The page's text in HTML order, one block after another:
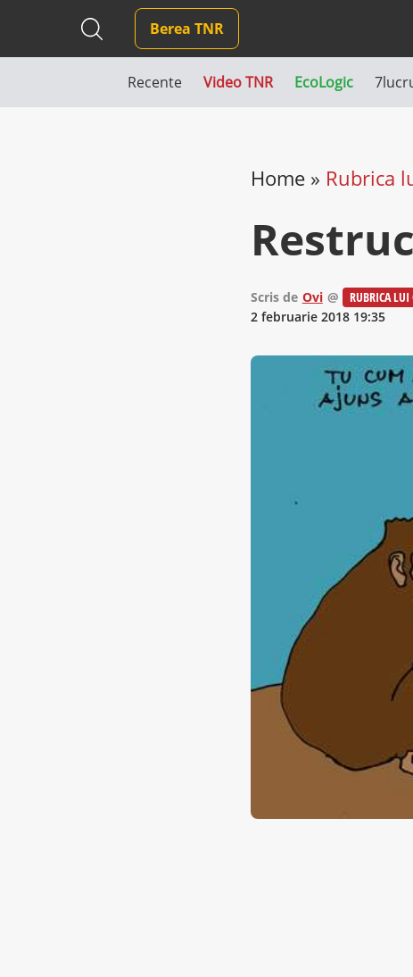
Berea TNR
Recente Video TNR EcoLogic
Home» Rubrica
Scris de Ovi @
RUBRICA LUI
2 februarie 2018 19:35